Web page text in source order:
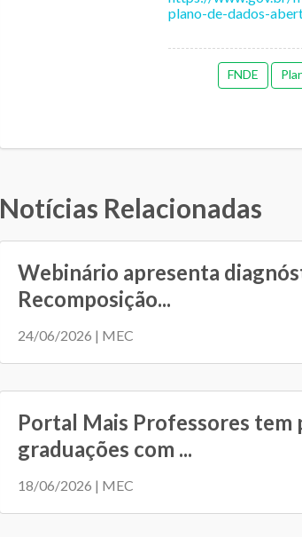
plano-de-dados-
FNDE
Notícias Relacionadas
Webinário apresenta
Recomposição...
24/06/2026 | MEC
Portal Mais Professores tem
graduações com ...
18/06/2026 | MEC